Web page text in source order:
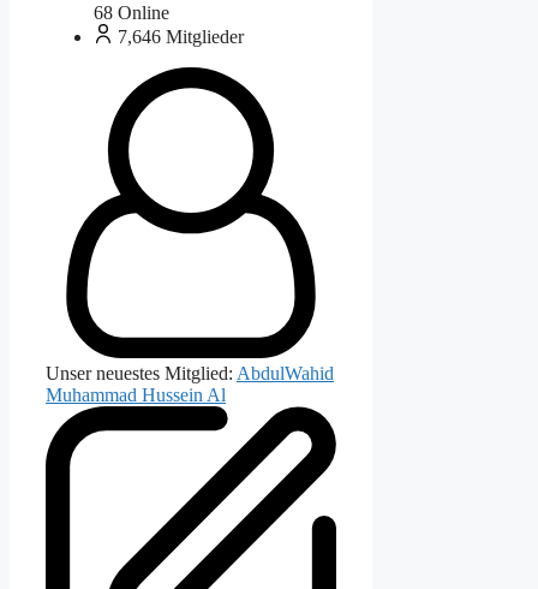
68 Online
7,646 Mitglieder
Unser neuestes Mitglied: AbdulWahid
Muhammad Hussein Al